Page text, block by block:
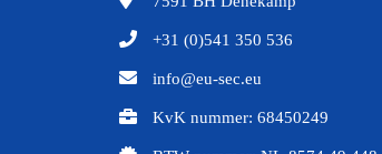
+31 (0)541 350 536
info@eu-sec.eu
KvK nummer: 68450249